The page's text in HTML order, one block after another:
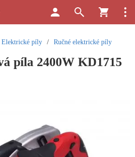
Elektrické píly / Ručné elektrické píly
píla 2400W KD1715